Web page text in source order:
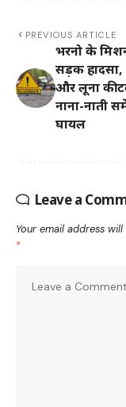
PREVIOUS ARTICLE
भरनो के
सड़क
और लूना की
नाना-नाती
घायल
Leave a
Your email address
*